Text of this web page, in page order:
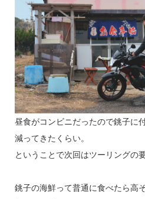
昼食がコンビニだったので銚子に
減ってきたくらい。
ということで次回はツーリングの
銚子の海鮮って普通に食べたら高